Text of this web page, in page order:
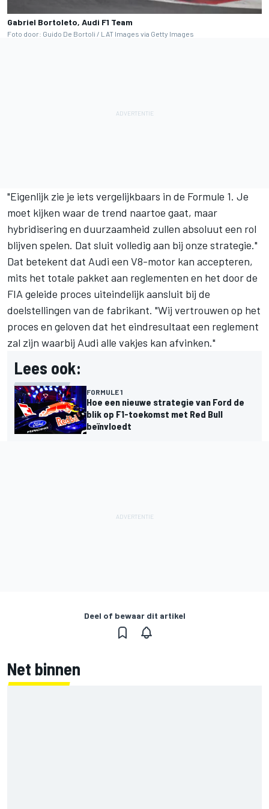
Gabriel Bortoleto, Audi F1 Team
Foto door: Guido De Bortoli / LAT Images via Getty Images
"Eigenlijk zie je iets vergelijkbaars in de Formule 1. Je
moet kijken waar de trend naartoe gaat, maar
hybridisering en duurzaamheid zullen absoluut een rol
blijven spelen. Dat sluit volledig aan bij onze strategie."
Dat betekent dat Audi een V8-motor kan accepteren,
mits het totale pakket aan reglementen en het door de
FIA geleide proces uiteindelijk aansluit bij de
doelstellingen van de fabrikant. "Wij vertrouwen op het
proces en geloven dat het eindresultaat een reglement
zal zijn waarbij Audi alle vakjes kan afvinken."
Lees ook:
FORMULE 1
Hoe een nieuwe strategie van Ford de
blik op F1-toekomst met Red Bull
beïnvloedt
Deel of bewaar dit artikel
Net binnen